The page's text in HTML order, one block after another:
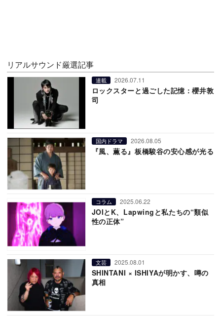
リアルサウンド厳選記事
連載 2026.07.11
ロックスターと過ごした記憶：櫻井敦
司
国内ドラマ 2026.08.05
『風、薫る』板橋駿谷の安心感が光る
コラム 2025.06.22
JOIとK、Lapwingと私たちの“類似
性の正体”
文芸 2025.08.01
SHINTANI × ISHIYAが明かす、噂の
真相